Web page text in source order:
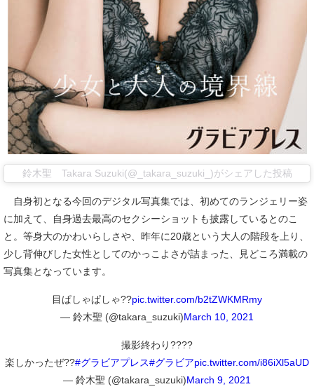
鈴木聖 Takara Suzuki(@_takara_suzuki_)がシェアした投稿
自身初となる今回のデジタル写真集では、初めてのランジェリー姿
に加えて、自身過去最高のセクシーショットも披露しているとのこ
と。等身大のかわいらしさや、昨年に20歳という大人の階段を上り、
少し背伸びした女性としてのかっこよさが詰まった、見どころ満載の
写真集となっています。
目ぱしゃぱしゃ??pic.twitter.com/b2tZWKMRmy
— 鈴木聖 (@takara_suzuki)March 10, 2021
撮影終わり????
楽しかったぜ??#グラビアプレス#グラビアpic.twitter.com/i86iXl5aUD
— 鈴木聖 (@takara_suzuki)March 9, 2021